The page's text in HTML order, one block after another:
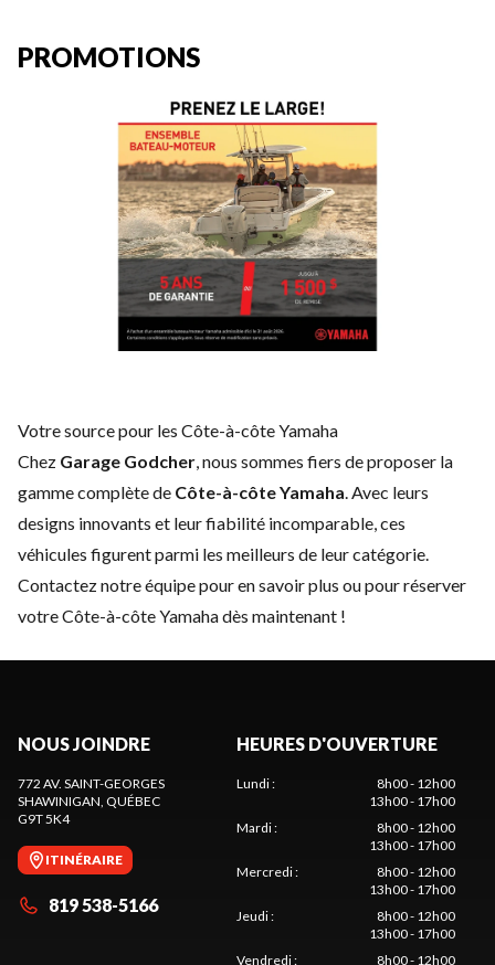
PROMOTIONS
Votre source pour les Côte-à-côte Yamaha
Chez Garage Godcher, nous sommes fiers de proposer la
gamme complète de Côte-à-côte Yamaha. Avec leurs
designs innovants et leur fiabilité incomparable, ces
véhicules figurent parmi les meilleurs de leur catégorie.
Contactez notre équipepour en savoir plus ou pour réserver
votre Côte-à-côte Yamaha dès maintenant !
NOUS JOINDRE
772 AV. SAINT-GEORGES
SHAWINIGAN, QUÉBEC
G9T 5K4
ITINÉRAIRE
819 538-5166
HEURES D'OUVERTURE
Lundi:
8h00 - 12h00
13h00 - 17h00
Mardi:
8h00 - 12h00
13h00 - 17h00
Mercredi:
8h00 - 12h00
13h00 - 17h00
Jeudi:
8h00 - 12h00
13h00 - 17h00
Vendredi: 8h00 - 12h00